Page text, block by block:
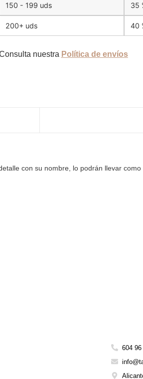
150 - 199 uds 35
200+ uds 40
nuestra Política de envíos
con su nombre, lo podrán llevar
604